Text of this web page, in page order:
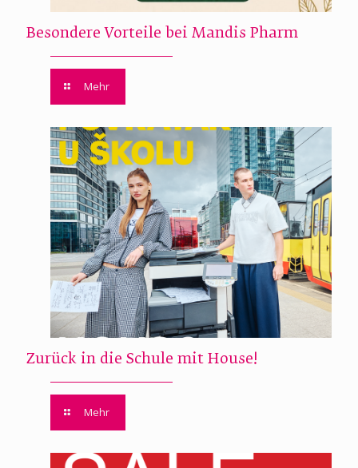
Besondere Vorteile bei Mandis Pharm
Mehr
Zurück in die Schule mit House!
Mehr